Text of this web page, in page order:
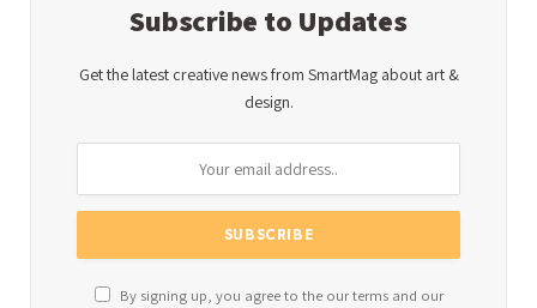
Subscribe to Updates
Get the latest creative news from SmartMag about art &
design.
By signing up, you agree to the our terms and our